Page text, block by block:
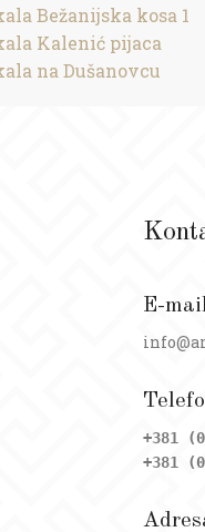
Bežanijska kosa 1
Kalenić pijaca
na Dušanovcu
E-
+381
+381